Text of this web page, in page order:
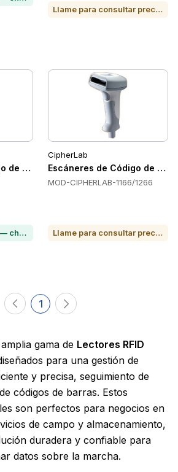
Llame para consultar precio o para comprar
de Barras Portátiles SCANRANGER de
Artículo bajo pedido — chatea para conocer el plazo de entrega
CipherLab
Escáneres de Código de
MOD-CIPHERLAB-1166/1266
Llame para consultar precio o para comprar
1
gama de Lectores RFID
para una gestión de
y precisa, seguimiento de
códigos de barras. Estos
son perfectos para negocios en
de campo y almacenamiento,
duradera y confiable para
datos sobre la marcha.